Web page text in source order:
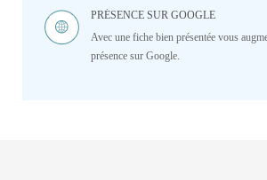
PRÉSENCE SUR GOOGLE
Avec une fiche bien présentée vous
présence sur Google.